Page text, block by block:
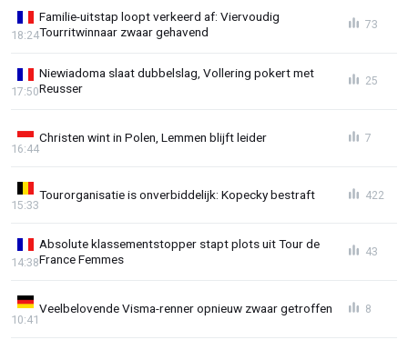
Familie-uitstap loopt verkeerd af: Viervoudig
Tourritwinnaar zwaar gehavend
18:24
73
Niewiadoma slaat dubbelslag, Vollering pokert met
Reusser
17:50
25
Christen wint in Polen, Lemmen blijft leider
16:44
7
Tourorganisatie is onverbiddelijk: Kopecky bestraft
15:33
422
Absolute klassementstopper stapt plots uit Tour de
France Femmes
14:38
43
Veelbelovende Visma-renner opnieuw zwaar getroffen
10:41
8